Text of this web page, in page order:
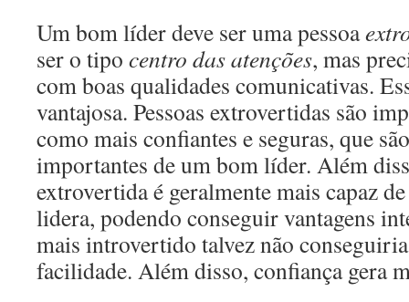
Um bom líder deve ser uma pessoa
ser o tipo centro das atenções, mas
com boas qualidades comunicativas.
vantajosa. Pessoas extrovertidas são
como mais confiantes e seguras, que
importantes de um bom líder. Além
extrovertida é geralmente mais capaz
lidera, podendo conseguir vantagens
mais introvertido talvez não
facilidade. Além disso, confiança gera